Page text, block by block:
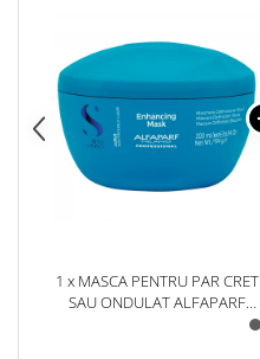
1 x MASCA PENTRU PAR CRET
SAU ONDULAT ALFAPARF